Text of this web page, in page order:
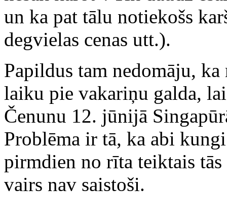
un ka pat tālu notiekošs
degvielas cenas utt.).
Papildus tam nedomāju,
laiku pie vakariņu galda,
Čenunu 12. jūnijā
Problēma ir tā, ka abi
pirmdien no rīta teiktais tās
vairs nav saistoši.